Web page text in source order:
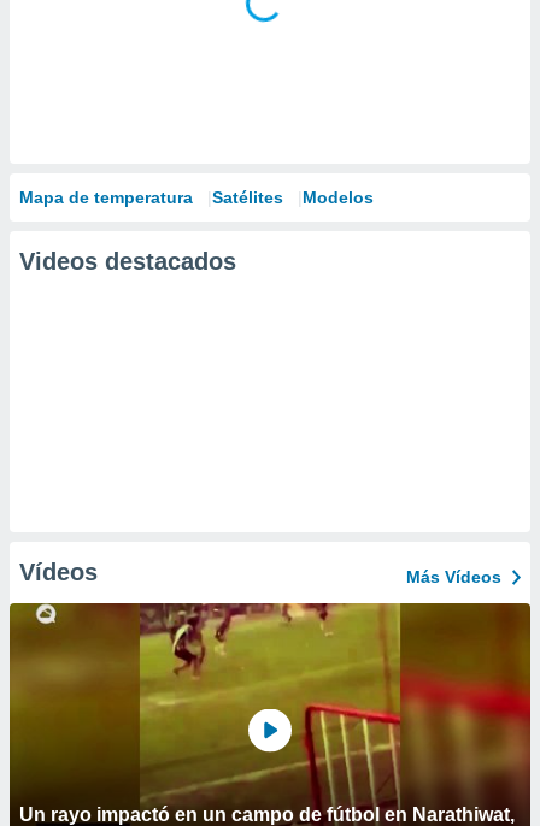
Mapa de temperatura Satélites Modelos
Videos destacados
Vídeos Más Vídeos
Un rayo impactó en un campo de fútbol en Narathiwat,